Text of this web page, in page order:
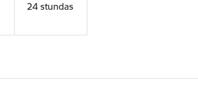
24 stundas